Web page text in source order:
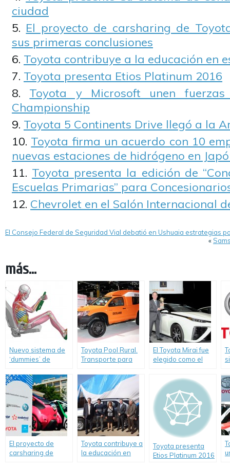
ciudad
El proyecto de carsharing de
sus primeras conclusiones
Toyota contribuye a la educación en
Toyota presenta Etios Platinum 2016
Toyota y Microsoft unen
Championship
Toyota 5 Continents Drive llegó a la
Toyota firma un acuerdo con 10
nuevas estaciones de hidrógeno en
Toyota presenta la edición de
Escuelas Primarias” para
Chevrolet en el Salón Internacional
El Consejo Federal de Seguridad Vial debatió en Ushuaia estrategias
«
más...
Nuevo sistema de
‘dummies’ de
pruebas virtuales
de accidentes
viales
Toyota Pool Rural.
Transporte para
El Toyota Mirai fue
elegido como el
El proyecto de
carsharing de
Toyota contribuye a
la educación en
Toyota presenta
Etios Platinum 2016